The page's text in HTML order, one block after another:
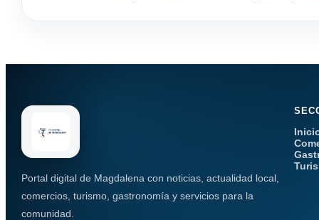
Portal digital de Magdalena con noticias, actualidad local,
comercios, turismo, gastronomía y servicios para la
comunidad.